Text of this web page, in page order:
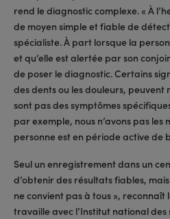
rend le diagnostic complexe. « À
de moyen simple et fiable de
spécialiste. À part lorsque la
et qu’elle est alertée par son
de poser le diagnostic. Certains
des dents ou les douleurs, peuvent
sont pas des symptômes
par exemple, nous n’avons pas les
personne est en période active de
Seul un enregistrement dans un
d’obtenir des résultats fiables,
ne convient pas à tous », reconnaît
travaille avec l’Institut national